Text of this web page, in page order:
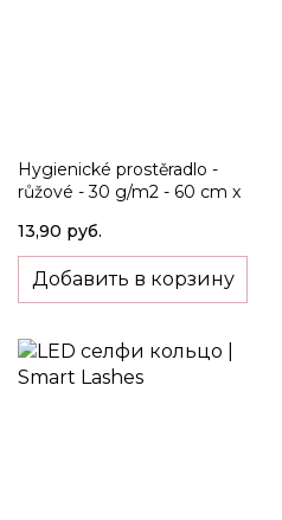
Hygienické prostěradlo -
růžové - 30 g/m2 - 60 cm x
13,90 руб.
Добавить в корзину